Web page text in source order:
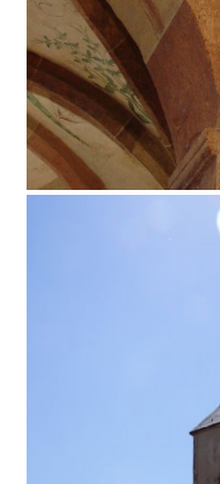
Mairie - Tél.: 03 88 85
- ©